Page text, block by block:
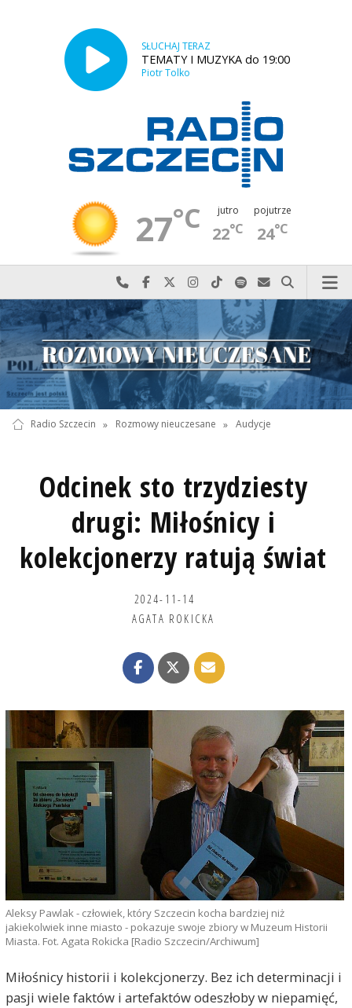
SŁUCHAJ TERAZ
TEMATY I MUZYKA do 19:00
Piotr Tolko
27°C jutro
22°C
pojutrze
24°C
Najlepiej po prostu do nas zadzwoń
Odwiedź nas na Facebook-u
Odwiedź nas na X
Odwiedź nas na Instagram-ie
Odwiedź nas na TikTok-u
Szukaj nas na Spotify
Wyślij do nas
Szukaj
Radio Szczecin » Rozmowy nieuczesane » Audycje
Odcinek sto trzydziesty
drugi: Miłośnicy i
kolekcjonerzy ratują świat
2024-11-14
AGATA ROKICKA
Aleksy Pawlak - człowiek, który Szczecin kocha bardziej niż
jakiekolwiek inne miasto - pokazuje swoje zbiory w Muzeum Historii
Miasta. Fot. Agata Rokicka [Radio Szczecin/Archiwum]
Miłośnicy historii i kolekcjonerzy. Bez ich determinacji i
pasji wiele faktów i artefaktów odeszłoby w niepamięć,